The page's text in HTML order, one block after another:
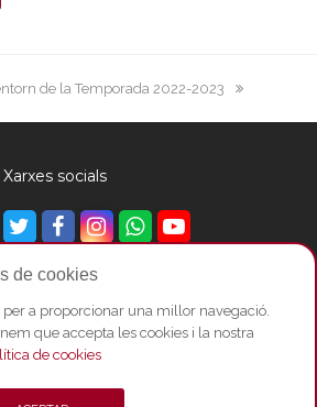
de la Temporada 2022-2023
Xarxes socials
Twitter
Facebook
Instagram
Whatsapp
Youtube
de cookies
a proporcionar una millor navegació.
que accepta les cookies i la nostra
de cookies